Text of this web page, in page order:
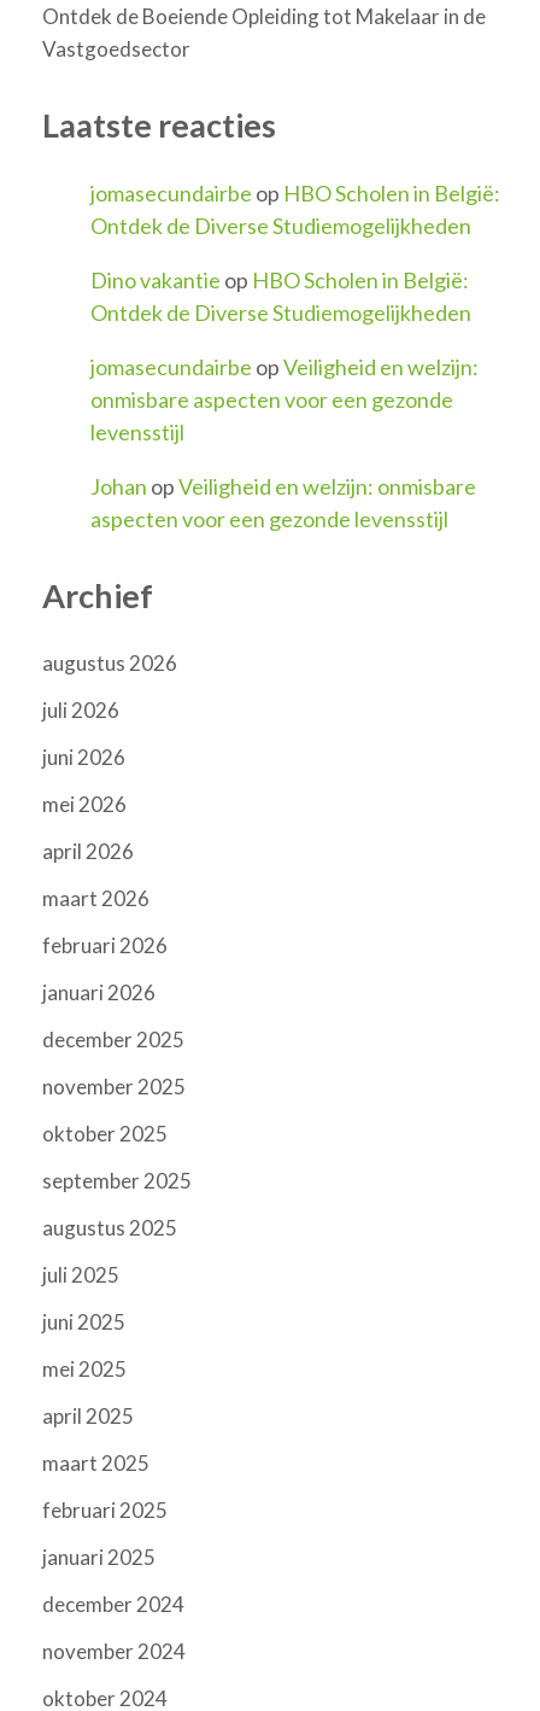
Ontdek de Boeiende Opleiding tot Makelaar in de
Vastgoedsector
Laatste reacties
jomasecundairbe op HBO Scholen in België:
Ontdek de Diverse Studiemogelijkheden
Dino vakantie op HBO Scholen in België:
Ontdek de Diverse Studiemogelijkheden
jomasecundairbe opVeiligheid en welzijn:
onmisbare aspecten voor een gezonde
levensstijl
Johan opVeiligheid en welzijn: onmisbare
aspecten voor een gezonde levensstijl
Archief
augustus 2026
juli 2026
juni 2026
mei 2026
april 2026
maart 2026
februari 2026
januari 2026
december 2025
november 2025
oktober 2025
september 2025
augustus 2025
juli 2025
juni 2025
mei 2025
april 2025
maart 2025
februari 2025
januari 2025
december 2024
november 2024
oktober 2024